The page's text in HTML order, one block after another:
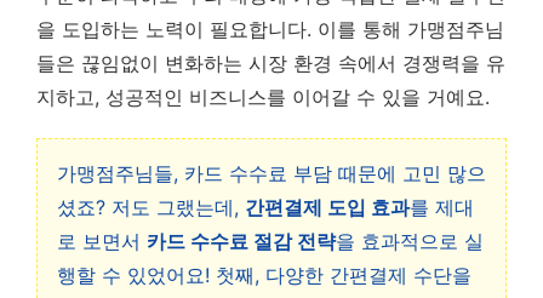
을 도입하는 노력이 필요합니다. 이를 통해 가맹점주님
들은 끊임없이 변화하는 시장 환경 속에서 경쟁력을 유
지하고, 성공적인 비즈니스를 이어갈 수 있을 거예요.
가맹점주님들, 카드 수수료 부담 때문에 고민 많으
셨죠? 저도 그랬는데, 간편결제 도입 효과를 제대
로 보면서 카드 수수료 절감 전략을 효과적으로 실
행할 수 있었어요! 첫째, 다양한 간편결제 수단을